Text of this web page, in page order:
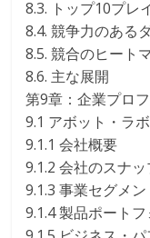
8.3. トップ10プレ
8.4. 競争力のある
8.5. 競合のヒート
8.6. 主な展開
第9章：企業プロ
9.1 アボット・ラ
9.1.1 会社概要
9.1.2 会社のスナ
9.1.3 事業セグメン
9.1.4 製品ポートフ